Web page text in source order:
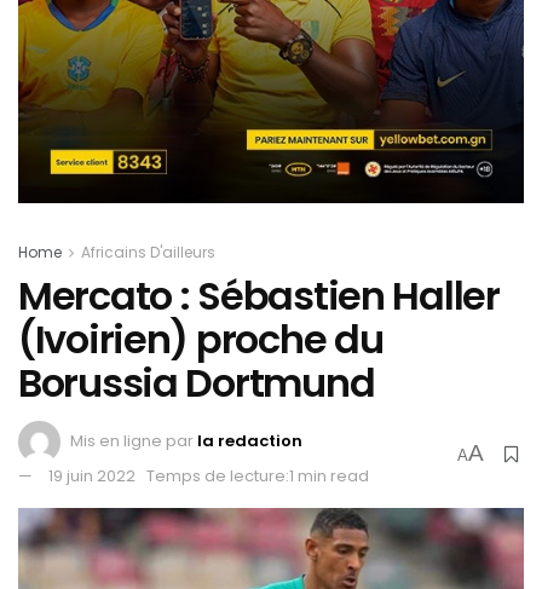
Home Africains D'ailleurs
Mercato : Sébastien Haller
(Ivoirien) proche du
Borussia Dortmund
Mis en ligne par la redaction
19 juin 2022 Temps de lecture:1 min read
AA